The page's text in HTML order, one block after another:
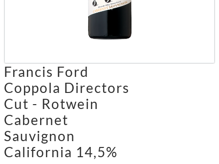
Francis Ford
Coppola Directors
Cut - Rotwein
Cabernet
Sauvignon
California 14,5%